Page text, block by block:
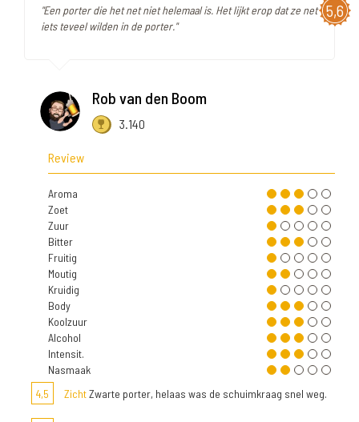
5,6
"Een porter die het net niet helemaal is. Het lijkt erop dat ze net
iets teveel wilden in de porter."
Rob van den Boom
3.140
Review
Aroma
Zoet
Zuur
Bitter
Fruitig
Moutig
Kruidig
Body
Koolzuur
Alcohol
Intensit.
Nasmaak
4,5
ZichtZwarte porter, helaas was de schuimkraag snel weg.